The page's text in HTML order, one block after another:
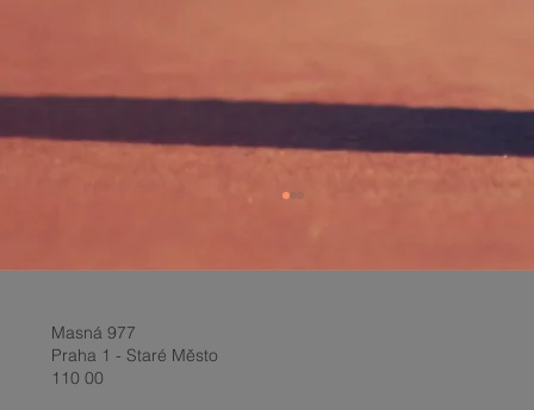
Masná 977
Praha 1 - Staré Město
110 00